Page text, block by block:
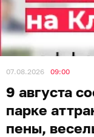
07.08.2026 09:00
9 августа
парке
пены,